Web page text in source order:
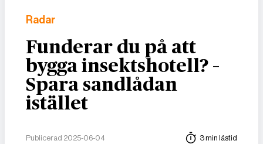
Radar
Funderar du på att
bygga insektshotell? –
Spara sandlådan
istället
Publicerad 2025-06-04 3 min lästid